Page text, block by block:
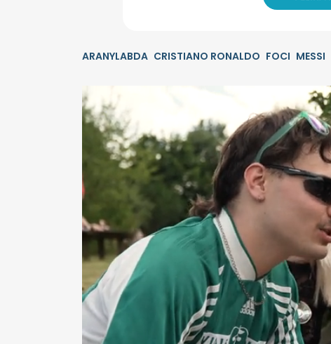
ARANYLABDA CRISTIANO RONALDO FOCI MESSI